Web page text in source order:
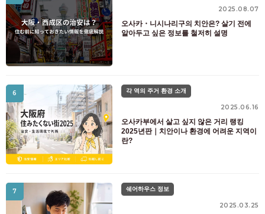
2025.08.07
오사카・니시나리구의 치안은? 살기 전에
알아두고 싶은 정보를 철저히 설명
6 각 역의 주거 환경 소개
2025.06.16
오사카부에서 살고 싶지 않은 거리 랭킹
2025년판｜치안이나 환경에 어려운 지역이
란?
7 쉐어하우스 정보
2025.03.25